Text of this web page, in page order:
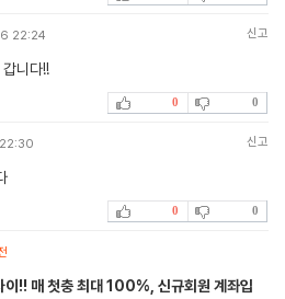
22:24 신고
니다!!
0 0
신고
0 0
이!! 매 첫충 최대 100%, 신규회원 계좌입